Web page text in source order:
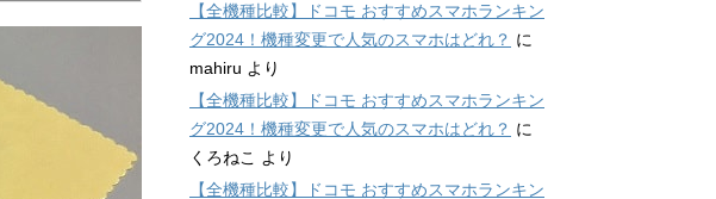
【全機種比較】ドコモ おすすめスマホランキン
グ2024！機種変更で人気のスマホはどれ？ に
mahiru より
【全機種比較】ドコモ おすすめスマホランキン
グ2024！機種変更で人気のスマホはどれ？ に
くろねこ
より
【全機種比較】ドコモ おすすめスマホランキン